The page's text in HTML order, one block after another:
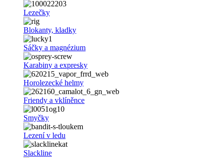
Lezečky
Blokanty, kladky
Sáčky a magnézium
Karabiny a expresky
Horolezecké helmy
Friendy a vklíněnce
Smyčky
Lezení v ledu
Slackline